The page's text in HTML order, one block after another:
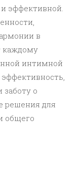
и эффективной.
в
каждому
интимной
заботу о
решения для
общего